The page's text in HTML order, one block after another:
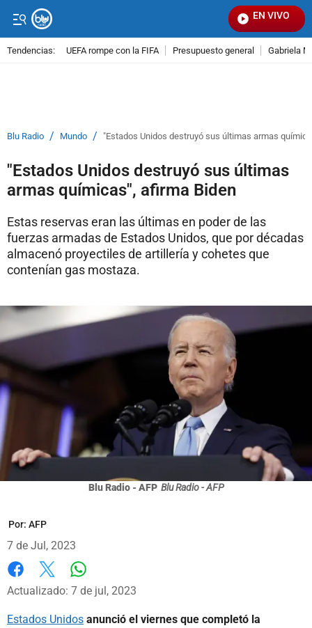
EN VIVO
Tendencias: UEFA rompe con la FIFA Presupuesto general Gabriela
Blu Radio / Mundo / "Estados Unidos destruyó sus últimas armas
"Estados Unidos destruyó sus últimas
armas químicas", afirma Biden
Estas reservas eran las últimas en poder de las
fuerzas armadas de Estados Unidos, que por décadas
almacenó proyectiles de artillería y cohetes que
contenían gas mostaza.
Blu Radio - AFP Blu Radio - AFP
Por: AFP
7 de Jul, 2023
Facebook
X
Actualizado: 7 de jul, 2023
Estados Unidos anunció el viernes que completó la